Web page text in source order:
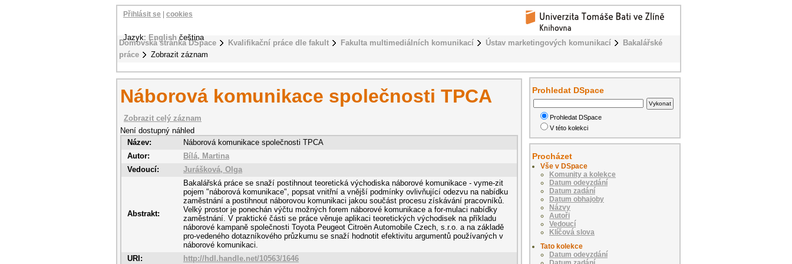
Domovská stránka DSpace Kvalifikační práce dle fakult Fakulta multimediálních komunikací Ústav marketingových komunikací
Bakalářské
práce
Zobrazit záznam
Přihlásit se cookies
Jazyk: English čeština
Náborová komunikace společnosti TPCA
Zobrazit celý záznam
Není dostupný náhled
Název:
Náborová komunikace společnosti TPCA
Autor:
Bílá, Martina
Vedoucí:
Jurášková, Olga
Abstrakt:
Bakalářská práce se snaží postihnout teoretická východiska náborové komunikace - vyme-zit
pojem "náborová komunikace", popsat vnitřní a vnější podmínky ovlivňující odezvu na nabídku
zaměstnání a postihnout náborovou komunikaci jakou součást procesu získávání pracovníků.
Velký prostor je ponechán výčtu možných forem náborové komunikace a for-mulaci nabídky
zaměstnání. V praktické části se práce věnuje aplikaci teoretických východisek na příkladu
náborové kampaně společnosti Toyota Peugeot Citroën Automobile Czech, s.r.o. a na základě
pro-vedeného dotazníkového průzkumu se snaží hodnotit efektivitu argumentů používaných v
náborové komunikaci.
URI:
http://hdl.handle.net/10563/1646
Prohledat DSpace
Prohledat DSpace
V této kolekci
Procházet
Vše v DSpace
Komunity a kolekce
Datum odevzdání
Datum zadání
Datum obhajoby
Názvy
Autoři
Vedoucí
Klíčová slova
Tato kolekce
Datum odevzdání